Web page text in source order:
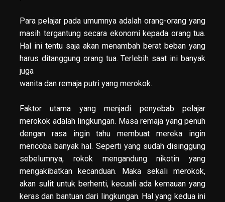
Para pelajar pada umumnya adalah orang-orang yang
masih tergantung secara ekonomi kepada orang tua.
Hal ini tentu saja akan menambah berat beban yang
harus ditanggung orang tua. Terlebih saat ini banyak
juga
wanita dan remaja putri yang merokok.
Faktor utama yang menjadi penyebab pelajar
merokok adalah lingkungan. Masa remaja yang penuh
dengan rasa ingin tahu membuat mereka ingin
mencoba banyak hal. Seperti yang sudah disinggung
sebelumnya, rokok mengandung nikotin yang
mengakibatkan kecanduan. Maka sekali merokok,
akan sulit untuk berhenti, kecuali ada kemauan yang
keras dan bantuan dari lingkungan. Hal yang kedua ini